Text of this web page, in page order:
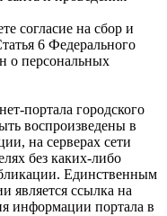
согласие на сбор и
6 Федерального
о персональных
портала городского
воспроизведены в
на серверах сети
без каких-либо
Единственным
является ссылка на
информации портала в